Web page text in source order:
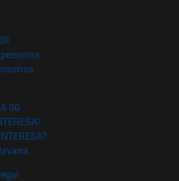
en nueva ventana)
(abre en nueva ventana)
(abre en nueva ventana)
00